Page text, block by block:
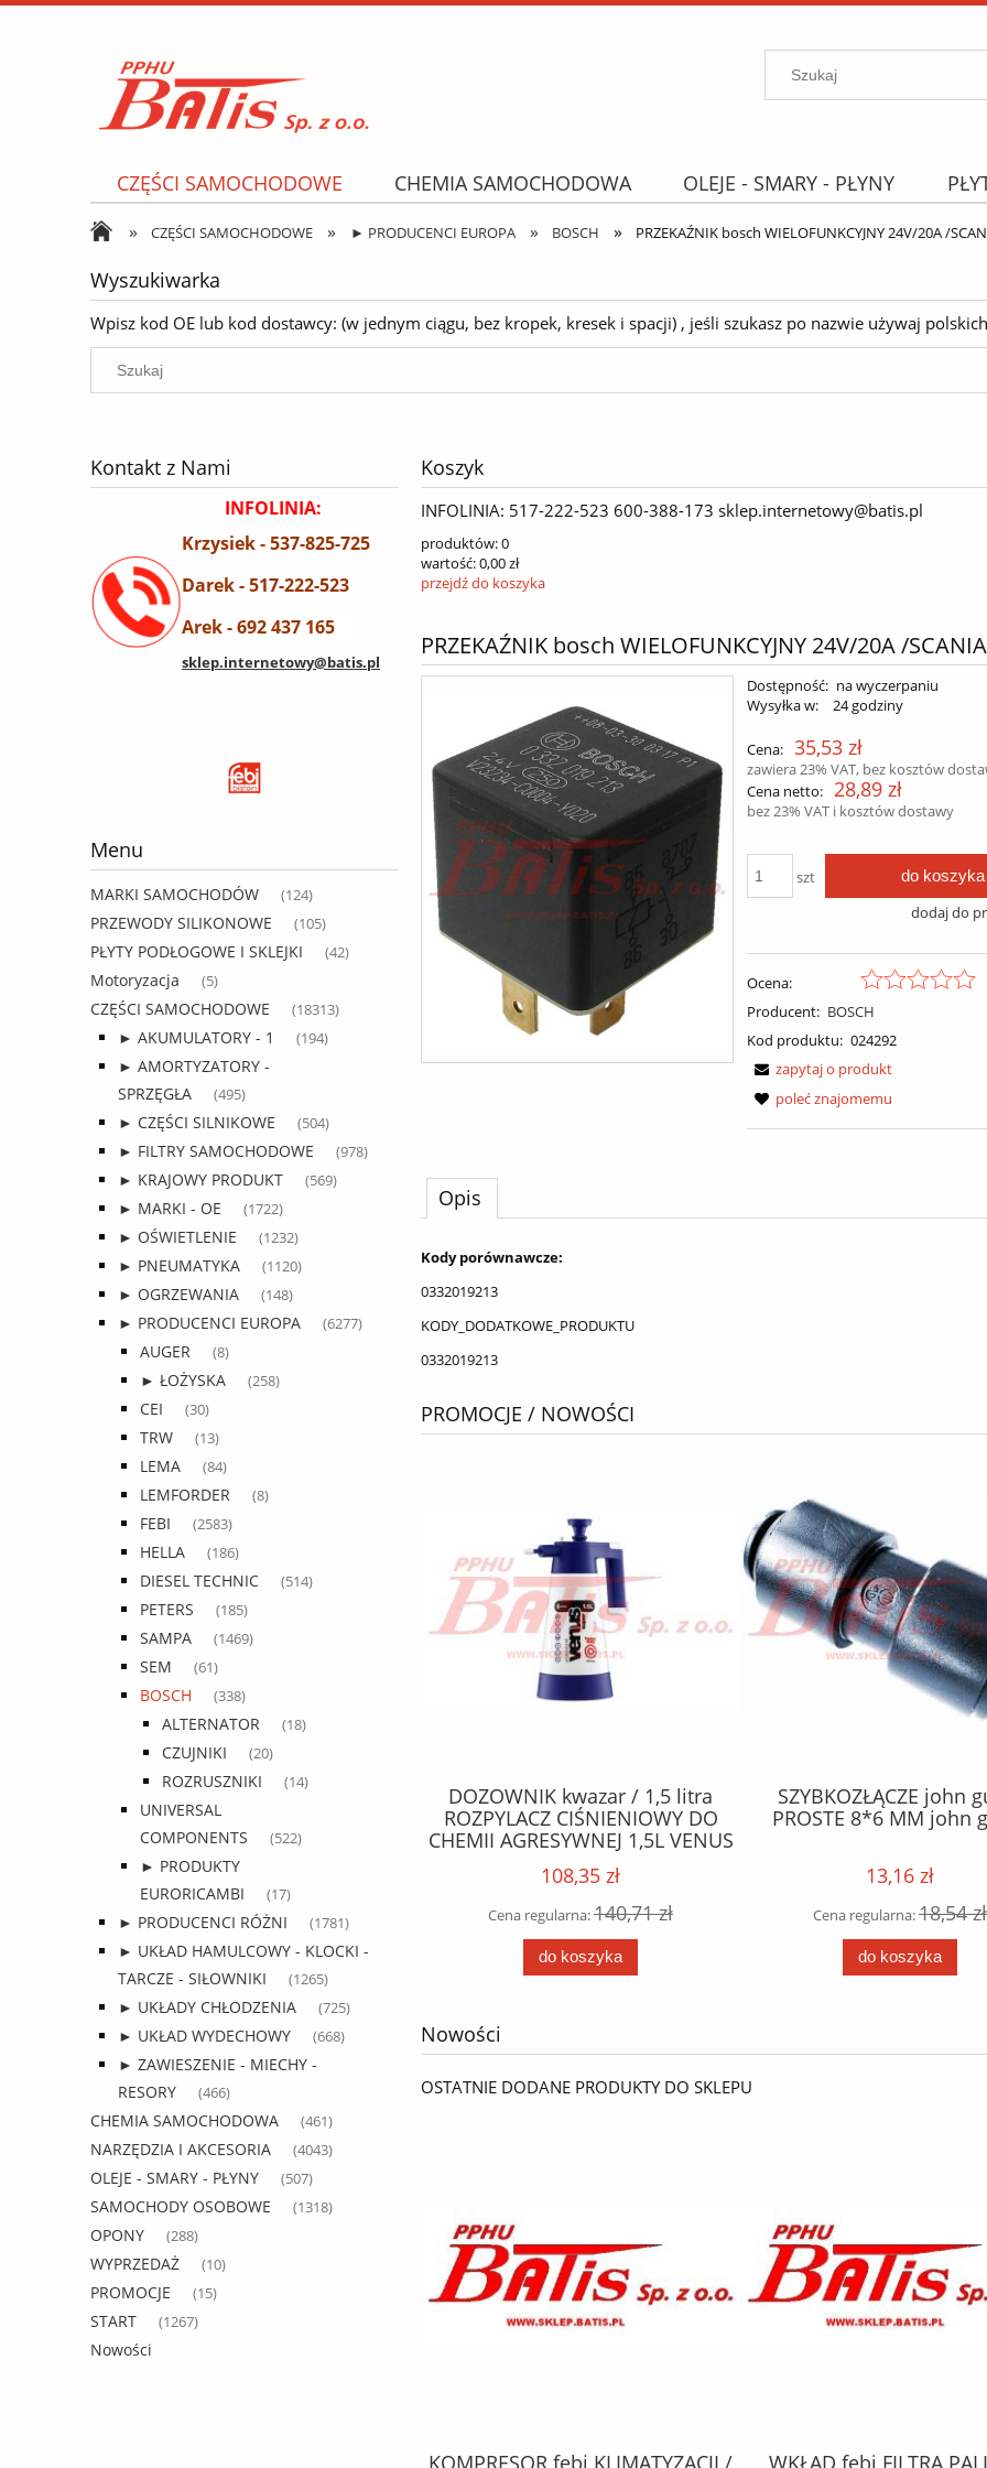
CZĘŚCI SAMOCHODOWE CHEMIA SAMOCHODOWA OLEJE - SMARY - PŁYNY
NARZĘDZIA I AKCESORIA
OPONY PROMOCJE WYPRZEDAŻ Wyszukiwarka
» CZĘŚCI SAMOCHODOWE » ► PRODUCENCI EUROPA » BOSCH » PRZEKAŹNIK bosch WIELOFUNKCYJNY 24V/20A /
Wyszukiwarka
Wpisz kod OE lub kod dostawcy: (w jednym ciągu, bez kropek, kresek i spacji) , jeśli szukasz po nazwie używaj
Kontakt z Nami
INFOLINIA:
Krzysiek - 537-825-725
Darek - 517-222-523
Arek - 692 437 165
sklep.internetowy@batis.pl
Menu
MARKI SAMOCHODÓW (124)
PRZEWODY SILIKONOWE (105)
PŁYTY PODŁOGOWE I SKLEJKI (42)
Motoryzacja (5)
CZĘŚCI SAMOCHODOWE (18313)
► AKUMULATORY - 1 (194)
► AMORTYZATORY -
SPRZĘGŁA
(495)
► CZĘŚCI SILNIKOWE (504)
► FILTRY SAMOCHODOWE (978)
► KRAJOWY PRODUKT (569)
► MARKI - OE (1722)
► OŚWIETLENIE (1232)
► PNEUMATYKA (1120)
► OGRZEWANIA (148)
► PRODUCENCI EUROPA (6277)
AUGER (8)
► ŁOŻYSKA (258)
CEI (30)
TRW (13)
LEMA (84)
LEMFORDER (8)
FEBI (2583)
HELLA (186)
DIESEL TECHNIC (514)
PETERS (185)
SAMPA (1469)
SEM (61)
BOSCH (338)
ALTERNATOR (18)
CZUJNIKI (20)
ROZRUSZNIKI (14)
UNIVERSAL
COMPONENTS
(522)
► PRODUKTY
EURORICAMBI
(17)
► PRODUCENCI RÓŻNI (1781)
► UKŁAD HAMULCOWY - KLOCKI -
TARCZE - SIŁOWNIKI
(1265)
► UKŁADY CHŁODZENIA (725)
► UKŁAD WYDECHOWY (668)
► ZAWIESZENIE - MIECHY -
RESORY
(466)
CHEMIA SAMOCHODOWA (461)
NARZĘDZIA I AKCESORIA (4043)
OLEJE - SMARY - PŁYNY (507)
SAMOCHODY OSOBOWE (1318)
OPONY (288)
WYPRZEDAŻ (10)
PROMOCJE (15)
START (1267)
Nowości
Koszyk
INFOLINIA: 517-222-523 600-388-173 sklep.internetowy@batis.pl
produktów:0
wartość:0,00 zł
przejdź do koszyka
PRZEKAŹNIK bosch WIELOFUNKCYJNY 24V/20A /
Dostępność: na wyczerpaniu
Wysyłka w:
24 godziny
Cena: 35,53 zł
zawiera 23% VAT, bez kosztów
Cena netto: 28,89 zł
bez 23% VAT i kosztów dostawy
szt do koszyka
dodaj do
Ocena:
Producent: BOSCH
Kod produktu: 024292
zapytaj o produkt
poleć znajomemu
Opis
Kody porównawcze:
0332019213
KODY_DODATKOWE_PRODUKTU
0332019213
PROMOCJE / NOWOŚCI
DRĄŻEK cargo ROZPOROWY
ZABEZPIECZAJĄCY ŁADUNEK Fi
38mm/L 2260-2630 aluminiowy /
opakowanie 4 szt /
83,56 zł
Cena regularna:107,13 zł
do koszyka
DOZOWNIK kwazar / 1,5 litra
ROZPYLACZ CIŚNIENIOWY DO
CHEMII AGRESYWNEJ 1,5L VENUS
ALKA LINE / granatowy / do
substancji zasadowych /
108,35 zł
Cena regularna:140,71 zł
do koszyka
SZYBKOZŁĄCZE john
PROSTE 8*6 MM john
13,16 zł
Cena regularna:18,54 zł
do koszyka
Nowości
OSTATNIE DODANE PRODUKTY DO SKLEPU
KOMPRESOR febi KLIMATYZACJI /
WKŁAD febi FILTRA